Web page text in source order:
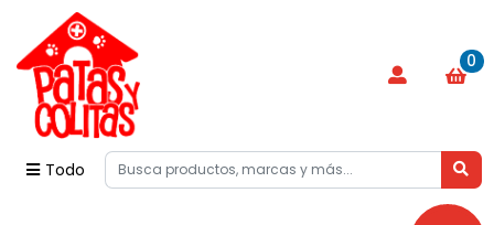
Todo
0